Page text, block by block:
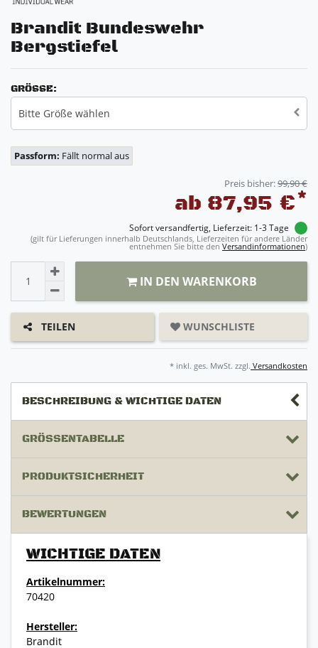
Brandit Bundeswehr
Bergstiefel
GRÖSSE:
Bitte Größe wählen
Passform: Fällt normal aus
Preis bisher:99,90 €
ab 87,95 €*
Sofort versandfertig, Lieferzeit: 1-3 Tage
(gilt für Lieferungen innerhalb Deutschlands, Lieferzeiten für andere Länder
entnehmen Sie bitte den Versandinformationen)
IN DEN WARENKORB
TEILEN WUNSCHLISTE
* inkl. ges. MwSt. zzgl. Versandkosten
BESCHREIBUNG & WICHTIGE DATEN
GRÖSSENTABELLE
PRODUKTSICHERHEIT
BEWERTUNGEN
WICHTIGE DATEN
Artikelnummer:
70420
Hersteller:
Brandit